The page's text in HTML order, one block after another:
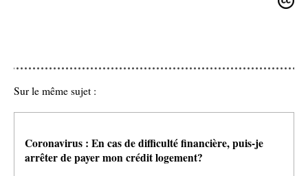
Sur le même sujet :
Coronavirus : En cas de difficulté financière, puis-je
arrêter de payer mon crédit logement?